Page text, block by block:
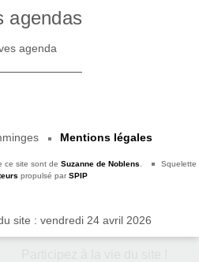
agendas
agenda
Mentions légales
ce site sont deSuzanne de Noblens
Squelette
propulsé par SPIP
site : vendredi 24 avril 2026